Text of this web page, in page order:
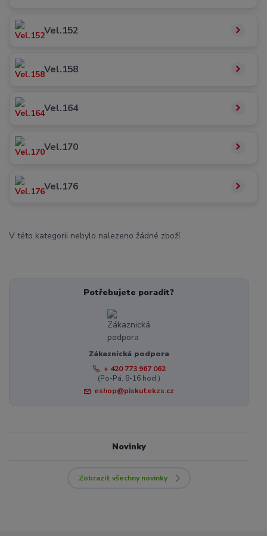
Vel.152
Vel.158
Vel.164
Vel.170
Vel.176
V této kategorii nebylo nalezeno žádné zboží.
Potřebujete poradit?
Zákaznická podpora
+ 420 773 967 062
(Po-Pá, 8-16 hod.)
eshop@piskutekzs.cz
Novinky
Zobrazit všechny novinky